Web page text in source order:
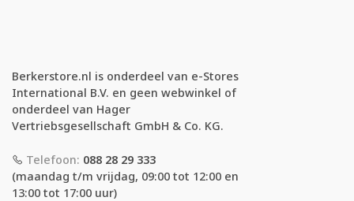
Berkerstore.nl is onderdeel van e-Stores
International B.V. en geen webwinkel of
onderdeel van Hager
Vertriebsgesellschaft GmbH & Co. KG.
Telefoon: 088 28 29 333
(maandag t/m vrijdag, 09:00 tot 12:00 en
13:00 tot 17:00 uur)